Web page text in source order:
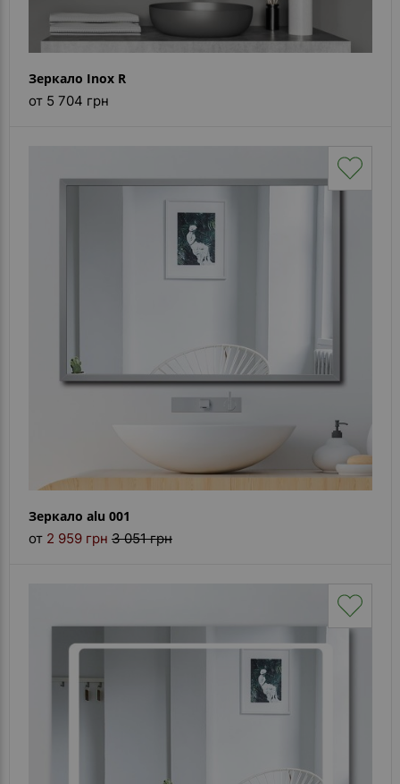
Зеркало Inox R
от 5 704 грн
Зеркало alu 001
от 2 959 грн 3 051 грн